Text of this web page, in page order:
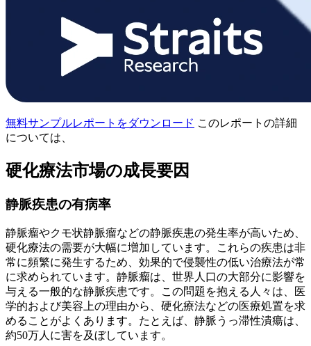
無料サンプルレポートをダウンロード このレポートの詳細
については、
硬化療法市場の成長要因
静脈疾患の有病率
静脈瘤やクモ状静脈瘤などの静脈疾患の発生率が高いため、
硬化療法の需要が大幅に増加しています。これらの疾患は非
常に頻繁に発生するため、効果的で侵襲性の低い治療法が常
に求められています。静脈瘤は、世界人口の大部分に影響を
与える一般的な静脈疾患です。この問題を抱える人々は、医
学的および美容上の理由から、硬化療法などの医療処置を求
めることがよくあります。たとえば、静脈うっ滞性潰瘍は、
約50万人に害を及ぼしています。